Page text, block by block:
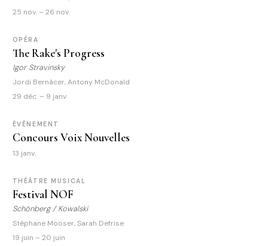
25 nov. – 26 nov.
OPÉRA
The Rake's Progress
Igor Stravinsky
Jordi Bernàcer, Antony McDonald
29 déc. – 9 janv.
ÉVÉNEMENT
Concours Voix Nouvelles
13 janv.
THÉÂTRE MUSICAL
Festival NOF
Schönberg / Kowalski
Stéphane Mooser, Sarah Defrise
19 juin – 20 juin